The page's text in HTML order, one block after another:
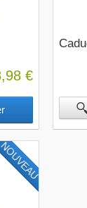
€